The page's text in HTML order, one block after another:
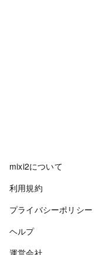
mixi2について
利用規約
プライバシーポリシー
ヘルプ
運営会社